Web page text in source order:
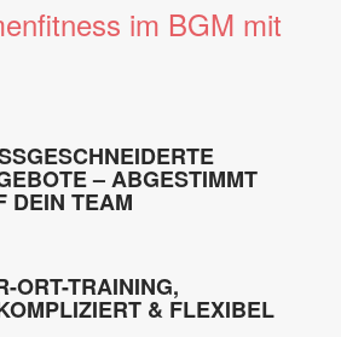
im BGM mit
A
– ABGESTIMMT A
TEAM
ORT-TRAINING,
& FLEXIBEL